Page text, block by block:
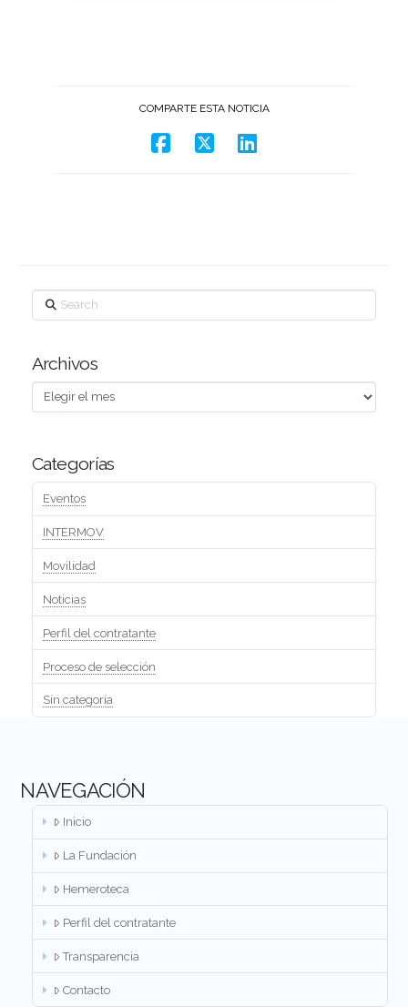
COMPARTE ESTA NOTICIA
Search
Archivos
Archivos
Categorías
Eventos
INTERMOV
Movilidad
Noticias
Perfil del contratante
Proceso de selección
Sin categoría
NAVEGACIÓN
Inicio
La Fundación
Hemeroteca
Perfil del contratante
Transparencia
Contacto